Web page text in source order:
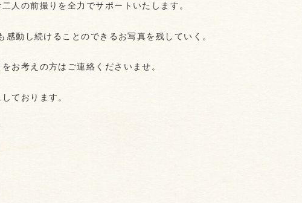
人の前撮りを全力でサポートいたします。
動し続けることのできるお写真を残していく。
お考えの方はご連絡くださいませ。
ております。